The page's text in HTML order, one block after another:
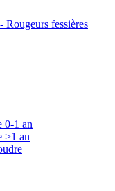
Rougeurs fessières
0-1 an
>1 an